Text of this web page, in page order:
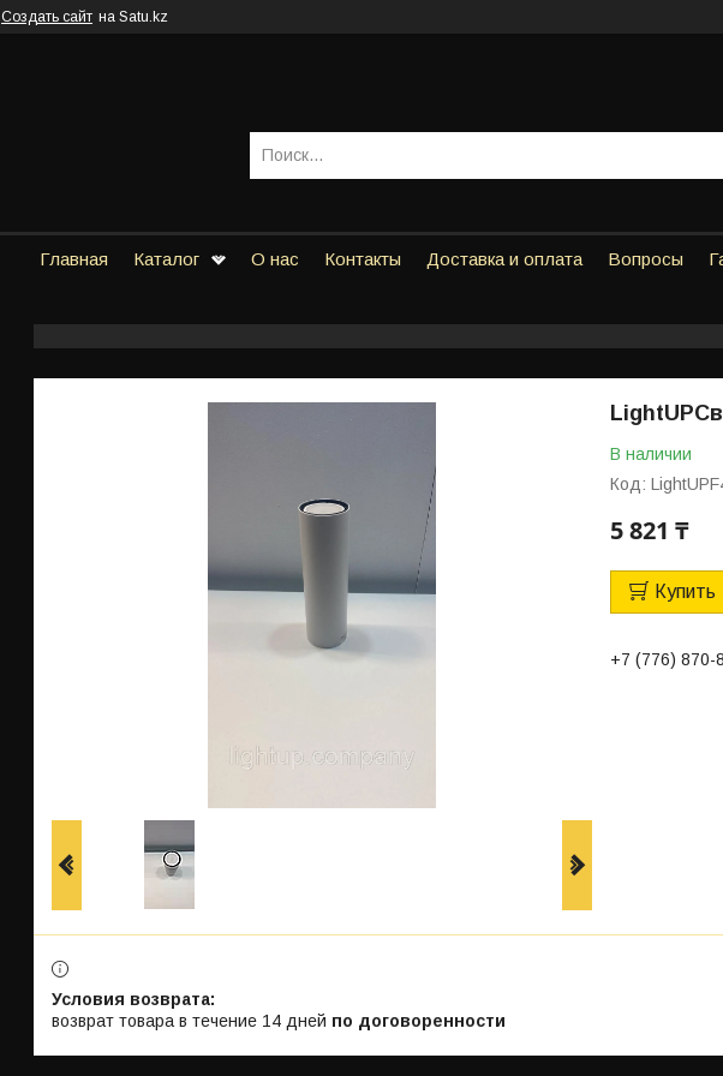
Создать сайт на Satu.kz
Главная Каталог О нас Контакты Доставка и оплата Вопросы
В наличии
Код:
5 821 ₸
Купить
+7 (776) 870-
возврат товара в течение 14 дней по договоренности